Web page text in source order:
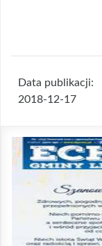
Data publikacji:
2018-12-17